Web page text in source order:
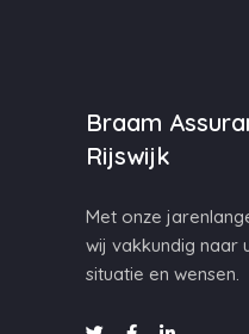
Braam
Rijswijk
Met onze
wij vakkundig naar
situatie en wensen.